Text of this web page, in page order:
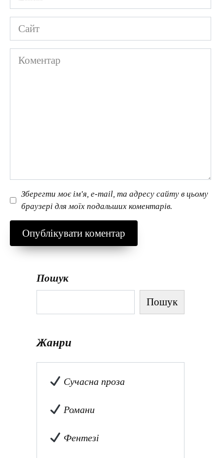
*
Сайт
Коментар
Зберегти моє ім'я, e-mail, та адресу сайту в цьому
браузері для моїх подальших коментарів.
Пошук
Пошук
Жанри
Сучасна проза
Романи
Фентезі